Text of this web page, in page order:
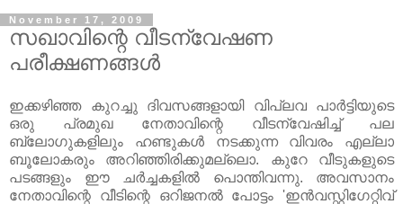
November 17, 2009
സഖാവിന്റെ വീടന്വേഷണ
പരീക്ഷണങ്ങള്‍
ഇക്കഴിഞ്ഞ കുറച്ചു ദിവസങ്ങളായി വിപ്ലവ പാര്‍ട്ടിയുടെ
ഒരു പ്രമുഖ നേതാവിന്റെ വീടന്വേഷിച്ച്‌ പല
ബ്ലോഗുകളിലും ഹണ്ടുകള്‍ നടക്കുന്ന വിവരം എല്ലാ
ബൂലോകരും അറിഞ്ഞിരിക്കുമല്ലൊ. കുറേ വീടുകളുടെ
പടങ്ങളും ഈ ചര്‍ച്ചകളില്‍ പൊന്തിവന്നു. അവസാനം
നേതാവിന്റെ വീടിന്റെ ഒറിജനല്‍ പോട്ടം 'ഇന്‍വസ്റ്റിഗേറ്റിവ്‌